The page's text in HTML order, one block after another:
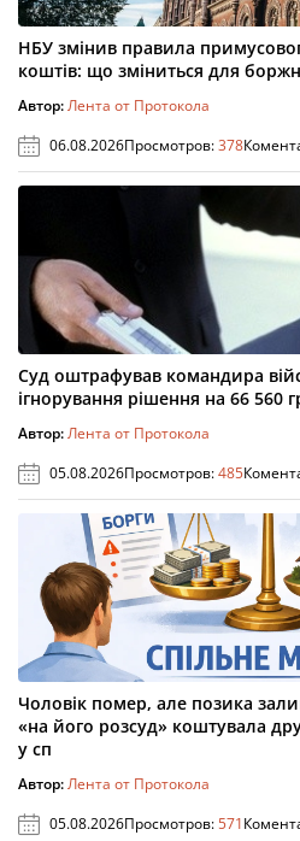
НБУ змінив правила
коштів: що зміниться для
Автор:Лента от Протокола
06.08.2026Просмотров:378
Суд оштрафував командира
ігнорування рішення на 66 560
Автор:Лента от Протокола
05.08.2026Просмотров:485
Чоловік помер, але позика
«на його розсуд» коштувала
у сп
Автор:Лента от Протокола
05.08.2026Просмотров:571